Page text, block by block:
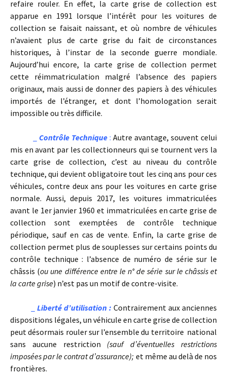
refaire rouler. En effet, la carte grise de collection est
apparue en 1991 lorsque l’intérêt pour les voitures de
collection se faisait naissant, et où nombre de véhicules
n’avaient plus de carte grise du fait de circonstances
historiques, à l’instar de la seconde guerre mondiale.
Aujourd’hui encore, la carte grise de collection permet
cette réimmatriculation malgré l’absence des papiers
originaux, mais aussi de donner des papiers à des véhicules
importés de l’étranger, et dont l’homologation serait
impossible ou très difficile.
Contrôle Technique: Autre avantage, souvent celui
mis en avant par les collectionneurs qui se tournent vers la
carte grise de collection, c’est au niveau du contrôle
technique, qui devient obligatoire tout les cinq ans pour ces
véhicules, contre deux ans pour les voitures en carte grise
normale. Aussi, depuis 2017, les voitures immatriculées
avant le 1er janvier 1960 et immatriculées en carte grise de
collection sont exemptées de contrôle technique
périodique, sauf en cas de vente. Enfin, la carte grise de
collection permet plus de souplesses sur certains points du
contrôle technique : l’absence de numéro de série sur le
châssis (ou une différence entre le n° de série sur le châssis et
la carte grise) n’est pas un motif de contre-visite.
Liberté d’utilisation : Contrairement aux anciennes
dispositions légales, un véhicule en carte grise de collection
peut désormais rouler sur l’ensemble du territoire national
sans aucune restriction (sauf d’éventuelles restrictions
imposées par le contrat d’assurance); et même au delà de nos
frontières.